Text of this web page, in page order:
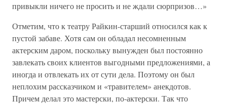
привыкли ничего не просить и не ждали сюрпризов…»
Отметим, что к театру Райкин-старший относился как к
пустой забаве. Хотя сам он обладал несомненным
актерским даром, поскольку вынужден был постоянно
завлекать своих клиентов выгодными предложениями, а
иногда и отвлекать их от сути дела. Поэтому он был
неплохим рассказчиком и «травителем» анекдотов.
Причем делал это мастерски, по-актерски. Так что